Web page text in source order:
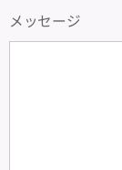
メッセージ